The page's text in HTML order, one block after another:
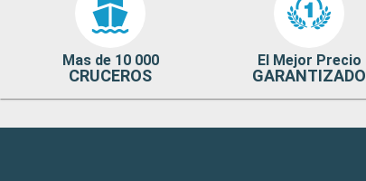
Mas de 10 000
CRUCEROS
El Mejor Precio
GARANTIZADO